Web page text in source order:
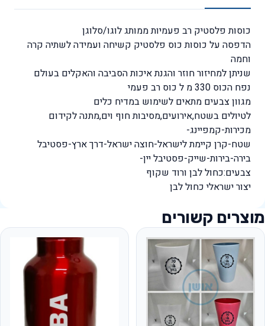
כוסות פלסטיק רב פעמיות ממותג לוגו/סלוגן
הדפסה על כוסות כוס פלסטיק קשיחה ועמידה לשתיה קרה
וחמה
שניתן למחיזור חוזר והגנת איכות הסביבה והאקלים בעולם
נפח הכוס 330 מ ל כוס רב פעמי
מגוון צבעים מתאים לשימוש במדיח כלים
לטיולים בשטח,אירועים,מסיבות חוף וים,מתנה לקידום
מכירות-קמפיינג-
שטח-קרן קיימת לישראל-חוצה ישראל-דרך ארץ-פסטיבל
בירה-בירות-שייק-פסטיבל יין-
צבעים:כחול לבן ורוד שקוף
יצור ישראלי כחול לבן
מוצרים קשורים